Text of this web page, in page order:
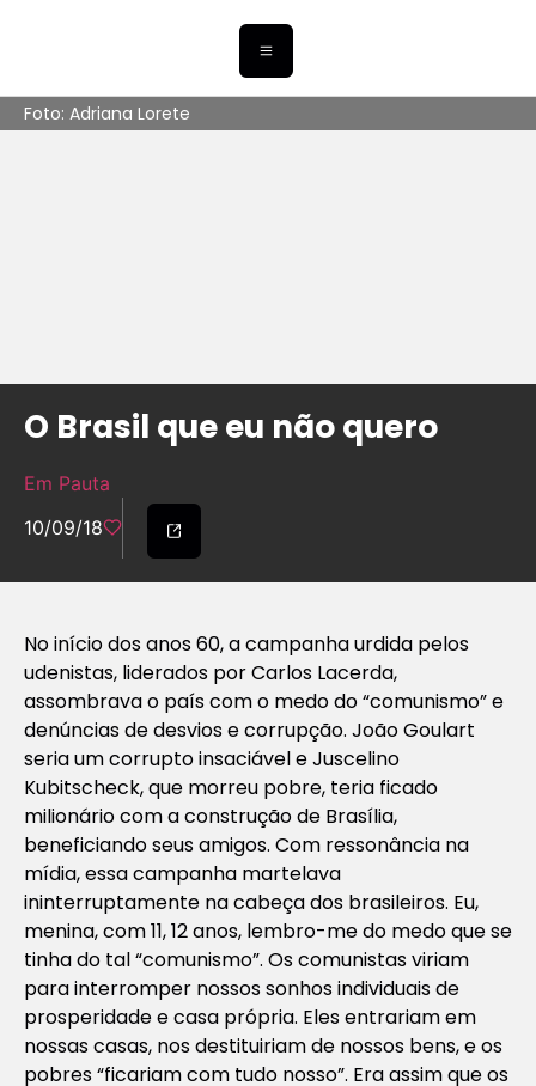
Foto: Adriana Lorete
O Brasil que eu não quero
Em Pauta
10/09/18
No início dos anos 60, a campanha urdida pelos
udenistas, liderados por Carlos Lacerda,
assombrava o país com o medo do “comunismo” e
denúncias de desvios e corrupção. João Goulart
seria um corrupto insaciável e Juscelino
Kubitscheck, que morreu pobre, teria ficado
milionário com a construção de Brasília,
beneficiando seus amigos. Com ressonância na
mídia, essa campanha martelava
ininterruptamente na cabeça dos brasileiros. Eu,
menina, com 11, 12 anos, lembro-me do medo que se
tinha do tal “comunismo”. Os comunistas viriam
para interromper nossos sonhos individuais de
prosperidade e casa própria. Eles entrariam em
nossas casas, nos destituiriam de nossos bens, e os
pobres “ficariam com tudo nosso”. Era assim que os